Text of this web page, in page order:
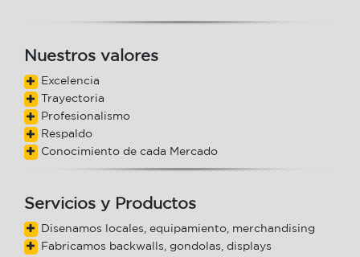
Nuestros valores
Excelencia
Trayectoria
Profesionalismo
Respaldo
Conocimiento de cada Mercado
Servicios y Productos
Disenamos locales, equipamiento, merchandising
Fabricamos backwalls, gondolas, displays